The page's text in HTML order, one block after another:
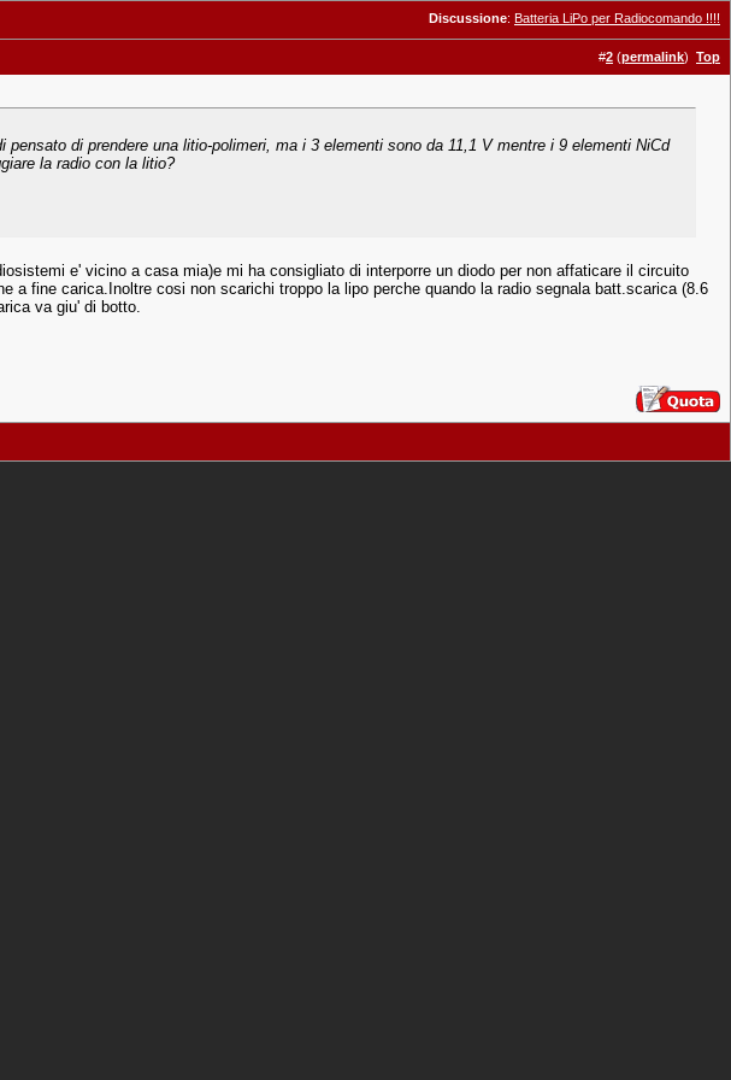
Discussione: Batteria LiPo per Radiocomando !!!!
#2 (permalink) Top
di prendere una litio-polimeri, ma i 3 elementi sono da 11,1 V mentre i 9 elementi NiCd
la radio con la litio?
e' vicino a casa mia)e mi ha consigliato di interporre un diodo per non affaticare il circuito
fine carica.Inoltre cosi non scarichi troppo la lipo perche quando la radio segnala batt.scarica (8.6
va giu' di botto.